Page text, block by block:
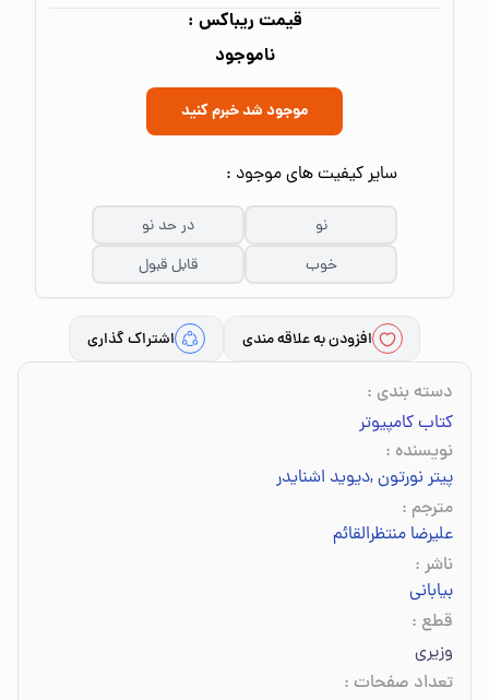
قیمت ریباکس :
ناموجود
موجود شد خبرم کنید
سایر کیفیت های موجود :
نو
در حد نو
خوب
قابل قبول
افزودن به علاقه مندی اشتراک گذاری
دسته بندی :
کتاب کامپیوتر
نویسنده :
پیتر نورتون,دیوید اشنایدر
مترجم :
علیرضا منتظرالقائم
ناشر :
بیابانی
قطع :
وزیری
تعداد صفحات :